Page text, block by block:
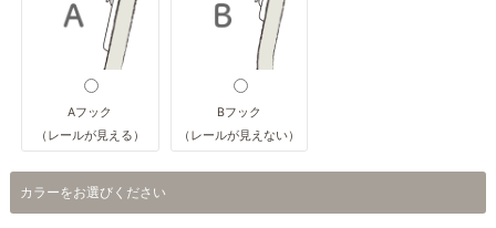
Aフック
（レールが見える）
Bフック
（レールが見えない）
カラーをお選びください